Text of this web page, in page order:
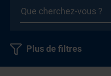
Plus de filtres